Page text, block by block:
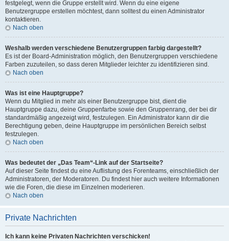
festgelegt, wenn die Gruppe erstellt wird. Wenn du eine eigene
Benutzergruppe erstellen möchtest, dann solltest du einen Administrator
kontaktieren.
Nach oben
Weshalb werden verschiedene Benutzergruppen farbig dargestellt?
Es ist der Board-Administration möglich, den Benutzergruppen verschiedene
Farben zuzuteilen, so dass deren Mitglieder leichter zu identifizieren sind.
Nach oben
Was ist eine Hauptgruppe?
Wenn du Mitglied in mehr als einer Benutzergruppe bist, dient die
Hauptgruppe dazu, deine Gruppenfarbe sowie den Gruppenrang, der bei dir
standardmäßig angezeigt wird, festzulegen. Ein Administrator kann dir die
Berechtigung geben, deine Hauptgruppe im persönlichen Bereich selbst
festzulegen.
Nach oben
Was bedeutet der „Das Team“-Link auf der Startseite?
Auf dieser Seite findest du eine Auflistung des Forenteams, einschließlich der
Administratoren, der Moderatoren. Du findest hier auch weitere Informationen
wie die Foren, die diese im Einzelnen moderieren.
Nach oben
Private Nachrichten
Ich kann keine Privaten Nachrichten verschicken!